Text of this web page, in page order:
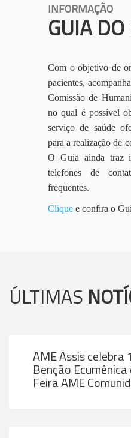
INFORMAÇÃO
GUIA
Com o objetivo de
pacientes,
Comissão de
no qual é possível
serviço de saúde
para a realização de
O Guia ainda traz
telefones de
frequentes.
Clique e confira o
ÚLTIMAS
AME Assis celebra
Benção Ecumênica
Feira AME